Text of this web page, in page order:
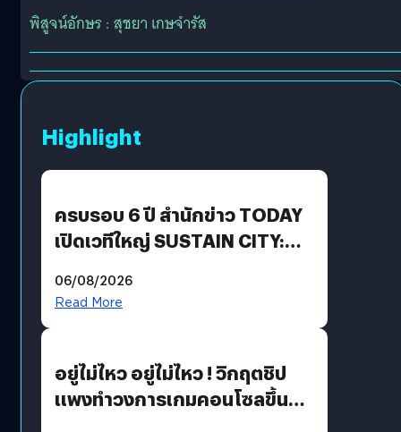
พิสูจน์อักษร : สุชยา เกษจำรัส
Highlight
ครบรอบ 6 ปี สำนักข่าว TODAY
เปิดเวทีใหญ่ SUSTAIN CITY:
แนวทางปรับตัวสู่เศรษฐกิจสี
06/08/2026
Read More
อยู่ไม่ไหว อยู่ไม่ไหว ! วิกฤตชิป
แพงทำวงการเกมคอนโซลขึ้น